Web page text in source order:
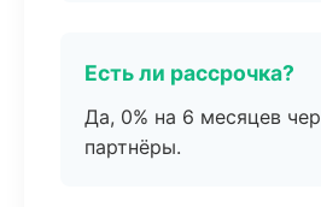
Есть ли рассрочка?
Да, 0% на 6 месяцев
партнёры.